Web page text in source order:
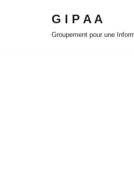
G I P A A
Groupement pour une